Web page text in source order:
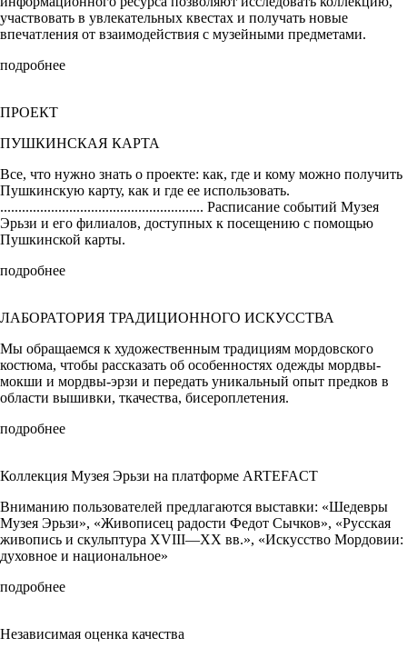
участвовать в увлекательных квестах и получать новые
впечатления от взаимодействия с музейными предметами.
подробнее
ПРОЕКТ
ПУШКИНСКАЯ КАРТА
Все, что нужно знать о проекте: как, где и кому можно получить
Пушкинскую карту, как и где ее использовать.
........................................................ Расписание событий Музея
Эрьзи и его филиалов, доступных к посещению с помощью
Пушкинской карты.
подробнее
ЛАБОРАТОРИЯ ТРАДИЦИОННОГО ИСКУССТВА
Мы обращаемся к художественным традициям мордовского
костюма, чтобы рассказать об особенностях одежды мордвы-
мокши и мордвы-эрзи и передать уникальный опыт предков в
области вышивки, ткачества, бисероплетения.
подробнее
Коллекция Музея Эрьзи на платформе ARTEFACT
Вниманию пользователей предлагаются выставки: «Шедевры
Музея Эрьзи», «Живописец радости Федот Сычков», «Русская
живопись и скульптура XVIII—ХХ вв.», «Искусство Мордовии:
духовное и национальное»
подробнее
Независимая оценка качества